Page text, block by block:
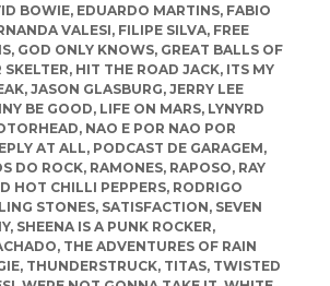
BOWIE, EDUARDO MARTINS, FABIO
VALESI, FILIPE SILVA, FREE
, GOD ONLY KNOWS, GREAT BALLS OF
SKELTER, HIT THE ROAD JACK, ITS MY
, JASON GLASBURG, JERRY LEE
BE GOOD, LIFE ON MARS, LYNYRD
, NAO E POR NAO POR
AT ALL, PODCAST DE GARAGEM,
DO ROCK, RAMONES, RAPOSO, RAY
HOT CHILLI PEPPERS, RODRIGO
STONES, SATISFACTION, SEVEN
, SHEENA IS A PUNK ROCKER,
, THE ADVENTURES OF RAIN
, THUNDERSTRUCK, TITAS, TWISTED